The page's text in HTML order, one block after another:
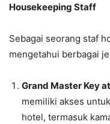
Housekeeping Staff
Sebagai seorang staf
mengetahui berbagai
Grand Master Key
memiliki akses
hotel, termasuk